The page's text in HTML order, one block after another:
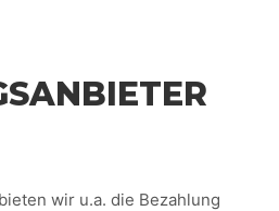
wir u.a. die Bezahlung